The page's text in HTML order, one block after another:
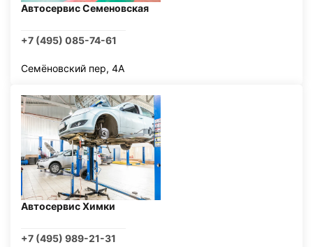
Автосервис Семеновская
+7 (495) 085-74-61
Семёновский пер, 4А
Автосервис Химки
+7 (495) 989-21-31